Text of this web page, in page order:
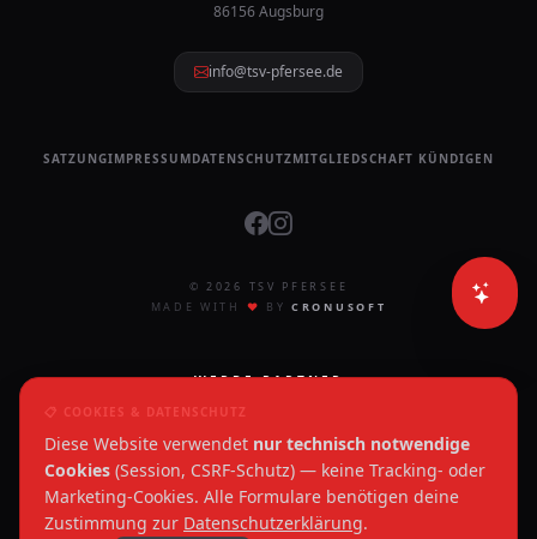
86156 Augsburg
info@tsv-pfersee.de
SATZUNGIMPRESSUMDATENSCHUTZMITGLIEDSCHAFT KÜNDIGEN
© 2026 TSV PFERSEE
MADE WITH ❤ BYCRONUSOFT
WERDE PARTNER
Pfersee. Werden Sie Teil unseres
Sponsoren-Netzwerks.
JETZT ANFRAGEN
📋 COOKIES & DATENSCHUTZ
Diese Website verwendet nur technisch notwendige
Cookies (Session, CSRF-Schutz) — keine Tracking- oder
Marketing-Cookies. Alle Formulare benötigen deine
Zustimmung zur Datenschutzerklärung.